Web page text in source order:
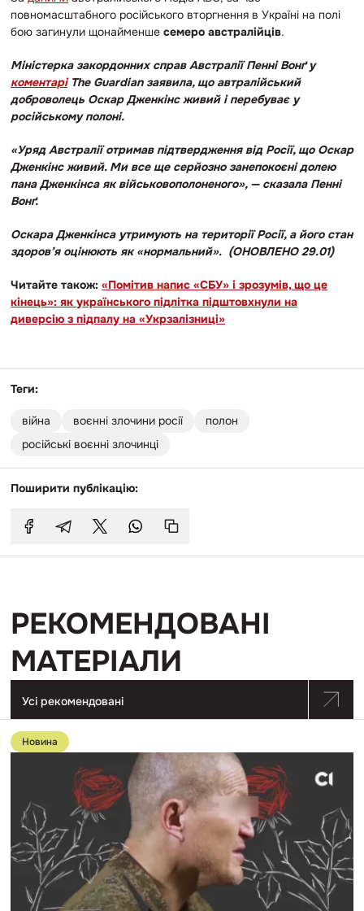
повномасштабного російського вторгнення в Україні на полі
бою загинули щонайменше семеро австралійців.
Міністерка закордонних справ АвстраліїПенні Вонґ у
коментаріThe Guardian заявила, що автралійський
доброволець Оскар Дженкінс живий і перебуває у
російському полоні.
«Уряд Австралії отримав підтвердження від Росії, що Оскар
Дженкінс живий. Ми все ще серйозно занепокоєні долею
пана Дженкінса як військовополоненого», — сказала Пенні
Вонґ.
Оскара Дженкінса утримують на території Росії, а його стан
здоров’я оцінюють як «нормальний». (ОНОВЛЕНО 29.01)
Читайте також: «Помітив напис «СБУ» і зрозумів, що це
кінець»: як українського підлітка підштовхнули на
диверсію з підпалу на «Укрзалізниці»
Теги:
війна воєнні злочини росії
полон
російські воєнні злочинці
Поширити публікацію:
РЕКОМЕНДОВАНІ
МАТЕРІАЛИ
Усі рекомендовані
Перейти
до
публікації
народження
дарував
червоні
троянди»:
російського
військового
вперше
судять
Новина